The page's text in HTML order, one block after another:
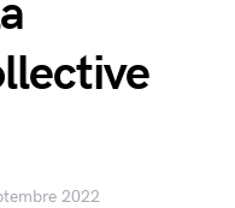
2022